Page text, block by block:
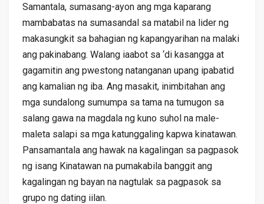
Samantala, sumasang-ayon ang mga kaparang
mambabatas na sumasandal sa matabil na lider ng
makasungkit sa bahagian ng kapangyarihan na malaki
ang pakinabang. Walang iaabot sa ‘di kasangga at
gagamitin ang pwestong natanganan upang ipabatid
ang kamalian ng iba. Ang masakit, inimbitahan ang
mga sundalong sumumpa sa tama na tumugon sa
salang gawa na magdala ng kuno suhol na male-
maleta salapi sa mga katunggaling kapwa kinatawan.
Pansamantala ang hawak na kagalingan sa pagpasok
ng isang Kinatawan na pumakabila banggit ang
kagalingan ng bayan na nagtulak sa pagpasok sa
grupo ng dating iilan.